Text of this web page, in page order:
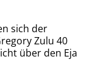
sich der
Zulu 40
über den Eja